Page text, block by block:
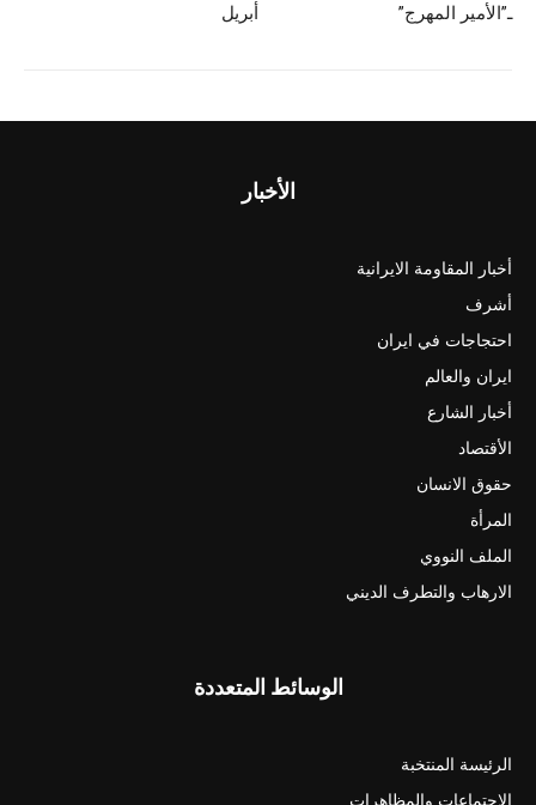
أبريل
ـ”الأمير المهرج”
الأخبار
أخبار المقاومة الايرانية
أشرف
احتجاجات في ايران
ايران والعالم
أخبار الشارع
الأقتصاد
حقوق الانسان
المرأة
الملف النووي
الارهاب والتطرف الديني
الوسائط المتعددة
الرئيسة المنتخبة
الاجتماعات والمظاهرات